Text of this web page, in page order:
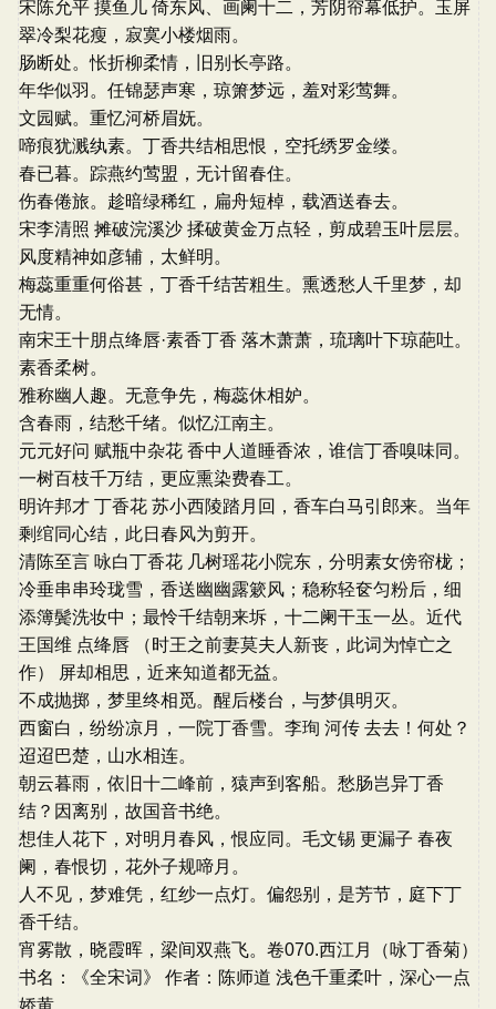
宋陈允平 摸鱼儿 倚东风、画阑十二，芳阴帘幕低护。玉屏
翠冷梨花瘦，寂寞小楼烟雨。
肠断处。怅折柳柔情，旧别长亭路。
年华似羽。任锦瑟声寒，琼箫梦远，羞对彩莺舞。
文园赋。重忆河桥眉妩。
啼痕犹溅纨素。丁香共结相思恨，空托绣罗金缕。
春已暮。踪燕约莺盟，无计留春住。
伤春倦旅。趁暗绿稀红，扁舟短棹，载酒送春去。
宋李清照 摊破浣溪沙 揉破黄金万点轻，剪成碧玉叶层层。
风度精神如彦辅，太鲜明。
梅蕊重重何俗甚，丁香千结苦粗生。熏透愁人千里梦，却
无情。
南宋王十朋点绛唇·素香丁香 落木萧萧，琉璃叶下琼葩吐。
素香柔树。
雅称幽人趣。无意争先，梅蕊休相妒。
含春雨，结愁千绪。似忆江南主。
元元好问 赋瓶中杂花 香中人道睡香浓，谁信丁香嗅味同。
一树百枝千万结，更应熏染费春工。
明许邦才 丁香花 苏小西陵踏月回，香车白马引郎来。当年
剩绾同心结，此日春风为剪开。
清陈至言 咏白丁香花 几树瑶花小院东，分明素女傍帘栊；
冷垂串串玲珑雪，香送幽幽露簌风；稳称轻奁匀粉后，细
添簿鬓洗妆中；最怜千结朝来坼，十二阑干玉一丛。近代
王国维 点绛唇 （时王之前妻莫夫人新丧，此词为悼亡之
作） 屏却相思，近来知道都无益。
不成抛掷，梦里终相觅。醒后楼台，与梦俱明灭。
西窗白，纷纷凉月，一院丁香雪。李珣 河传 去去！何处？
迢迢巴楚，山水相连。
朝云暮雨，依旧十二峰前，猿声到客船。愁肠岂异丁香
结？因离别，故国音书绝。
想佳人花下，对明月春风，恨应同。毛文锡 更漏子 春夜
阑，春恨切，花外子规啼月。
人不见，梦难凭，红纱一点灯。偏怨别，是芳节，庭下丁
香千结。
宵雾散，晓霞晖，梁间双燕飞。卷070.西江月（咏丁香菊）
书名：《全宋词》 作者：陈师道 浅色千重柔叶，深心一点
娇黄。